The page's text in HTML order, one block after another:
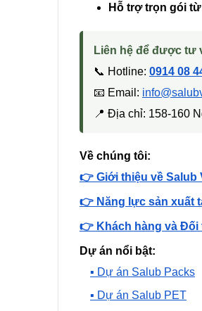
Hỗ trợ trọn gói từ
Liên hệ để được tư
📞 Hotline: 0914 08
📧 Email:
📍 Địa chỉ: 158-160
Về chúng tôi:
👉 Giới thiệu về Salub
👉 Năng lực sản xuất
👉 Khách hàng và Đối
Dự án nổi bật:
▪️ Dự án Salub Packs
▪️ Dự án Salub PET